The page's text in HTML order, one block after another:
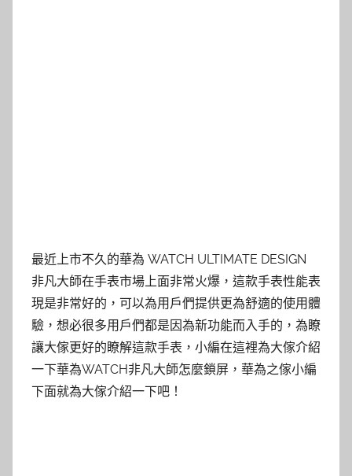
最近上市不久的華為 WATCH ULTIMATE DESIGN
非凡大師在手表市場上面非常火爆，這款手表性能表
現是非常好的，可以為用戶們提供更為舒適的使用體
驗，想必很多用戶們都是因為新功能而入手的，為瞭
讓大傢更好的瞭解這款手表，小編在這裡為大傢介紹
一下華為WATCH非凡大師怎麼鎖屏，華為之傢小編
下面就為大傢介紹一下吧！